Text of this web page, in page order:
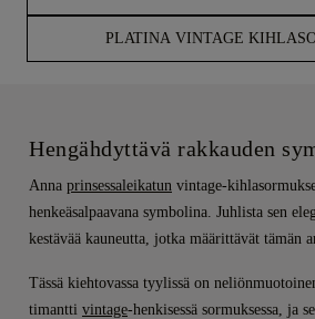
PLATINA VINTAGE
Hengähdyttävä rakkauden
Anna prinsessaleikatun vintage-
henkeäsalpaavana symbolina. Juhlista sen
kestävää kauneutta, jotka määrittävät tämän
Tässä kiehtovassa tyylissä on
timantti vintage-henkisessä sormuksessa, ja